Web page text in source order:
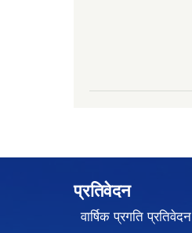
प्रतिवेदन
वार्षिक प्रगति प्रतिवेदन